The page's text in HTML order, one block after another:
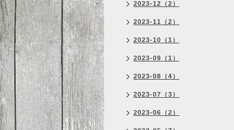
2023-12（2）
2023-11（2）
2023-10（1）
2023-09（1）
2023-08（4）
2023-07（3）
2023-06（2）